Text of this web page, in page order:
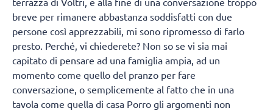
breve per rimanere abbastanza soddisfatti con due
persone così apprezzabili, mi sono ripromesso di farlo
presto. Perché, vi chiederete? Non so se vi sia mai
capitato di pensare ad una famiglia ampia, ad un
momento come quello del pranzo per fare
conversazione, o semplicemente al fatto che in una
tavola come quella di casa Porro gli argomenti non